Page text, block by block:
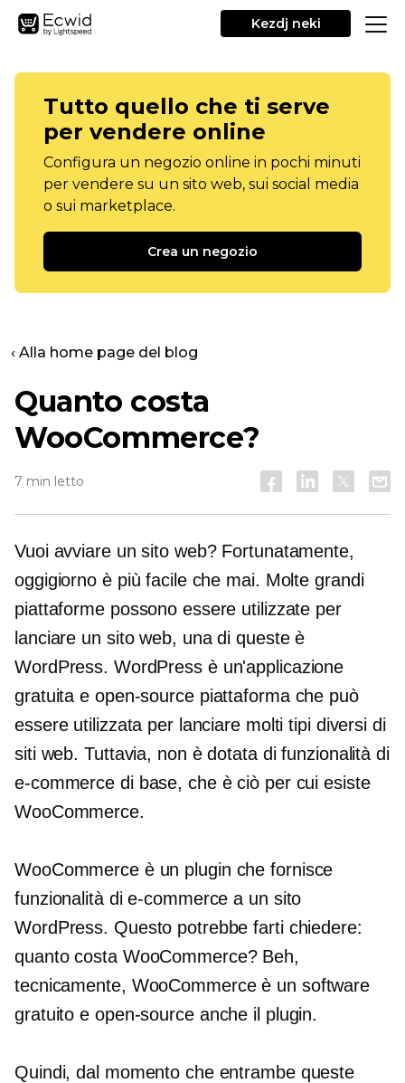
Kezdj neki
Tutto quello che ti serve
per vendere online
Configura un negozio online in pochi minuti
per vendere su un sito web, sui social media
o sui marketplace.
Crea un negozio
‹ Alla home page del blog
Quanto costa
WooCommerce?
7 min letto
Vuoi avviare un sito web? Fortunatamente,
oggigiorno è più facile che mai. Molte grandi
piattaforme possono essere utilizzate per
lanciare un sito web, una di queste è
WordPress. WordPress è un'applicazione
gratuita e open-sourcepiattaforma che può
essere utilizzata per lanciare molti tipi diversi di
siti web. Tuttavia, non è dotata di funzionalità di
e-commerce di base, che è ciò per cui esiste
WooCommerce.
WooCommerce è un plugin che fornisce
funzionalità di e-commerce a un sito
WordPress. Questo potrebbe farti chiedere:
quanto costa WooCommerce? Beh,
tecnicamente, WooCommerce è un software
gratuito e open-sourceanche il plugin.
Quindi, dal momento che entrambe queste